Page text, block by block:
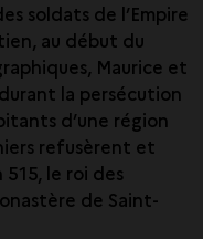
soldats de l’Empire
au début du
Maurice et
la persécution
d’une région
refusèrent et
le roi des
de Saint-